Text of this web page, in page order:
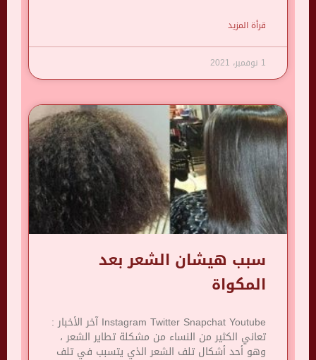
قرأة المزيد
1 نوفمبر، 2021
سبب هيشان الشعر بعد
المكواة
Instagram Twitter Snapchat Youtube آخر الأخبار :
تعاني الكثير من النساء من مشكلة تطاير الشعر ،
وهو أحد أشكال تلف الشعر الذي يتسبب في تلف